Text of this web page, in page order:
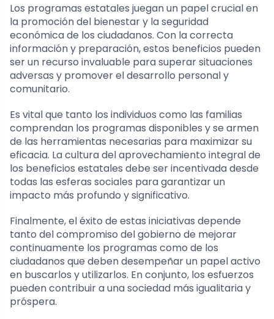
Los programas estatales juegan un papel crucial en
la promoción del bienestar y la seguridad
económica de los ciudadanos. Con la correcta
información y preparación, estos beneficios pueden
ser un recurso invaluable para superar situaciones
adversas y promover el desarrollo personal y
comunitario.
Es vital que tanto los individuos como las familias
comprendan los programas disponibles y se armen
de las herramientas necesarias para maximizar su
eficacia. La cultura del aprovechamiento integral de
los beneficios estatales debe ser incentivada desde
todas las esferas sociales para garantizar un
impacto más profundo y significativo.
Finalmente, el éxito de estas iniciativas depende
tanto del compromiso del gobierno de mejorar
continuamente los programas como de los
ciudadanos que deben desempeñar un papel activo
en buscarlos y utilizarlos. En conjunto, los esfuerzos
pueden contribuir a una sociedad más igualitaria y
próspera.